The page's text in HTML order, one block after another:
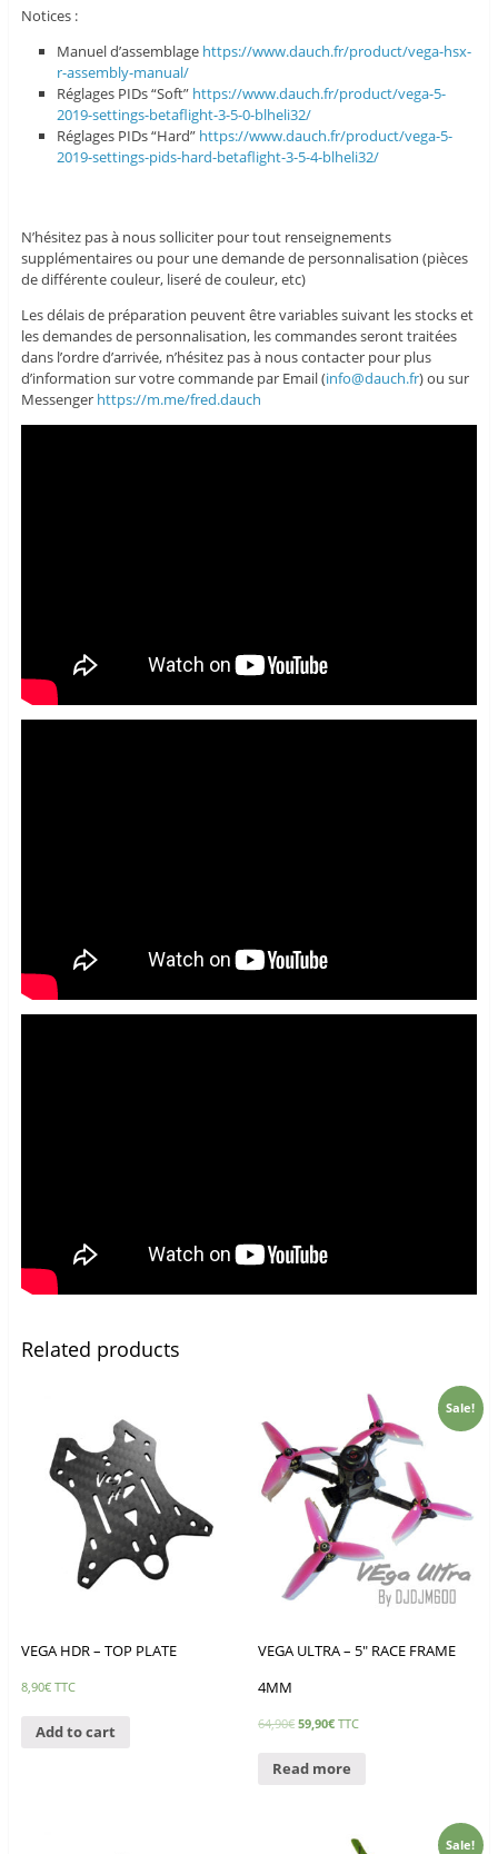
Notices :
Manuel d’assemblage https://www.dauch.fr/product/vega-hsx-
r-assembly-manual/
Réglages PIDs “Soft” https://www.dauch.fr/product/vega-5-
2019-settings-betaflight-3-5-0-blheli32/
Réglages PIDs “Hard” https://www.dauch.fr/product/vega-5-
2019-settings-pids-hard-betaflight-3-5-4-blheli32/
N’hésitez pas à nous solliciter pour tout renseignements
supplémentaires ou pour une demande de personnalisation (pièces
de différente couleur, liseré de couleur, etc)
Les délais de préparation peuvent être variables suivant les stocks et
les demandes de personnalisation, les commandes seront traitées
dans l’ordre d’arrivée, n’hésitez pas à nous contacter pour plus
d’information sur votre commande par Email (info@dauch.fr) ou sur
Messenger https://m.me/fred.dauch
Related products
VEGA HDR – TOP PLATE
8,90€ TTC
Add to cart
Sale!
VEGA ULTRA – 5″ RACE FRAME
4MM
64,90€ 59,90€ TTC
Read more
Sale!